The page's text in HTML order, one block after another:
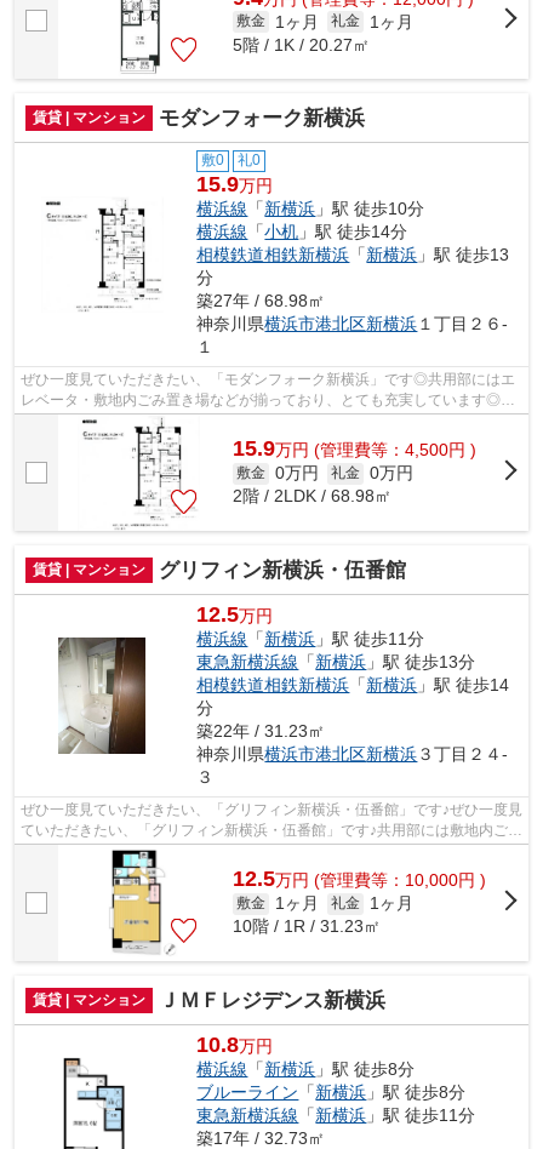
敷金 1ヶ月 礼金
1ヶ月
5階 / 1K / 20.27㎡
賃貸 | マンション モダンフォーク新横浜
敷0 礼0
15.9万円
横浜線 「新横浜 」駅 徒歩10分
横浜線 「小机 」駅 徒歩14分
相模鉄道相鉄新横浜 「新横浜 」駅 徒歩13
分
築27年 / 68.98㎡
神奈川県横浜市港北区新横浜 １丁目２６-
１
ぜひ一度見ていただきたい、「モダンフォーク新横浜」です◎共用部にはエ
レベータ・敷地内ごみ置き場などが揃っており、とても充実しています◎地
上10階建てで景色も良く、多数のお問い...
15.9万円 (管理費等：4,500円 )
敷金 0万円 礼金 0万円
2階 / 2LDK / 68.98㎡
賃貸 | マンション グリフィン新横浜・伍番館
12.5万円
横浜線 「新横浜 」駅 徒歩11分
東急新横浜線 「新横浜 」駅 徒歩13分
相模鉄道相鉄新横浜 「新横浜 」駅 徒歩14
分
築22年 / 31.23㎡
神奈川県横浜市港北区新横浜３丁目２４-
３
ぜひ一度見ていただきたい、「グリフィン新横浜・伍番館」です♪ぜひ一度見
ていただきたい、「グリフィン新横浜・伍番館」です♪共用部には敷地内ごみ
置き場・エレベータなどが備わって...
12.5万円 (管理費等：10,000円 )
敷金 1ヶ月 礼金
1ヶ月
10階 / 1R / 31.23㎡
賃貸 | マンション ＪＭＦレジデンス新横浜
10.8万円
横浜線 「新横浜 」駅 徒歩8分
ブルーライン 「新横浜 」駅 徒歩8分
東急新横浜線 「新横浜 」駅 徒歩11分
築17年 / 32.73㎡